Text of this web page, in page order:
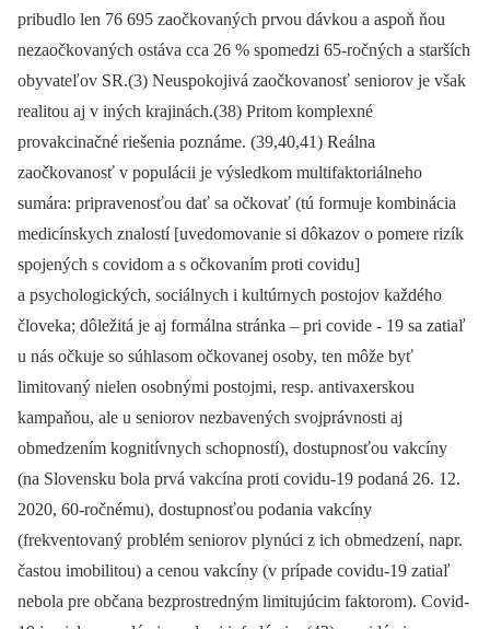
pribudlo len 76 695 zaočkovaných prvou dávkou a aspoň ňou
nezaočkovaných ostáva cca 26 % spomedzi 65-ročných a starších
obyvateľov SR.(3) Neuspokojivá zaočkovanosť seniorov je však
realitou aj v iných krajinách.(38) Pritom komplexné
provakcinačné riešenia poznáme. (39,40,41) Reálna
zaočkovanosť v populácii je výsledkom multifaktoriálneho
sumára: pripravenosťou dať sa očkovať (tú formuje kombinácia
medicínskych znalostí [uvedomovanie si dôkazov o pomere rizík
spojených s covidom a s očkovaním proti covidu]
a psychologických, sociálnych i kultúrnych postojov každého
človeka; dôležitá je aj formálna stránka –⁠ pri covide -⁠ 19 sa zatiaľ
u nás očkuje so súhlasom očkovanej osoby, ten môže byť
limitovaný nielen osobnými postojmi, resp. antivaxerskou
kampaňou, ale u seniorov nezbavených svojprávnosti aj
obmedzením kognitívnych schopností), dostupnosťou vakcíny
(na Slovensku bola prvá vakcína proti covidu-19 podaná 26. 12.
2020, 60-ročnému), dostupnosťou podania vakcíny
(frekventovaný problém seniorov plynúci z ich obmedzení, napr.
častou imobilitou) a cenou vakcíny (v prípade covidu-19 zatiaľ
nebola pre občana bezprostredným limitujúcim faktorom). Covid-